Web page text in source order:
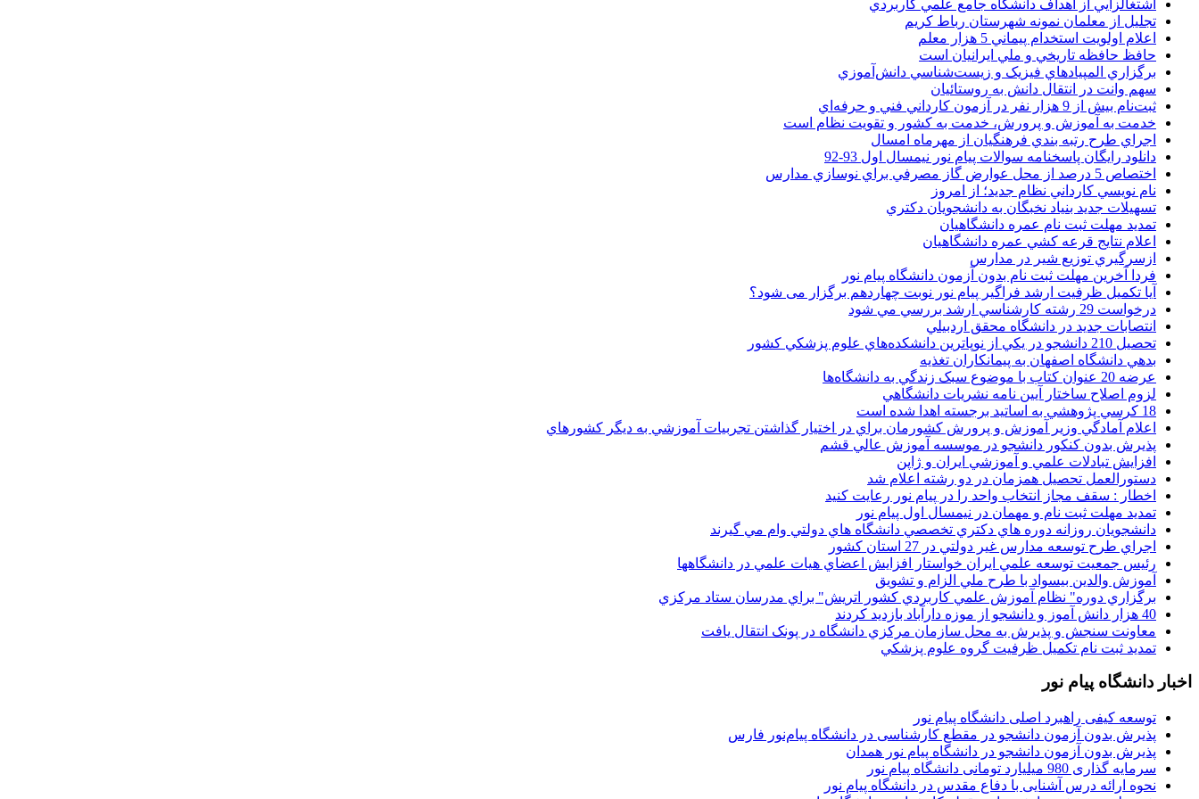
اشتغالزايي از اهداف دانشگاه جامع علمي کاربردي
تجليل از معلمان نمونه شهرستان رباط کريم
اعلام اولويت استخدام پيماني 5 هزار معلم
حافظ حافظه تاريخي و ملي ايرانيان است
برگزاري المپيادهاي فيزيک و زيست‌شناسي دانش‌آموزي
سهم وانت در انتقال دانش به روستائيان
ثبت‌نام بيش از 9 هزار نفر در آزمون کارداني فني و حرفه‌اي
خدمت به آموزش و پرورش، خدمت به کشور و تقويت نظام است
اجراي طرح رتبه بندي فرهنگيان از مهرماه امسال
دانلود رایگان پاسخنامه سوالات پیام نور نیمسال اول 93-92
اختصاص 5 درصد از محل عوارض گاز مصرفي براي نوسازي مدارس
نام نويسي کارداني نظام جديد؛ از امروز
تسهيلات جديد بنياد نخبگان به دانشجويان دکتري
تمديد مهلت ثبت نام عمره دانشگاهيان
اعلام نتايج قرعه کشي عمره دانشگاهيان
ازسرگيري توزيع شير در مدارس
فردا آخرین مهلت ثبت نام بدون آزمون دانشگاه پیام نور
آیا تکمیل ظرفیت ارشد فراگیر پیام نور نوبت چهاردهم برگزار می شود؟
درخواست 29 رشته کارشناسي ارشد بررسي مي شود
انتصابات جديد در دانشگاه محقق اردبيلي
تحصيل 210 دانشجو در يکي از نوپاترين دانشکده‌هاي علوم پزشکي کشور
بدهي دانشگاه اصفهان به پيمانکاران تغذيه
عرضه 20 عنوان کتاب با موضوع سبک زندگي به دانشگاه‌ها
لزوم اصلاح ساختار آيين نامه نشريات دانشگاهي
18 کرسي پژوهشي به اساتيد برجسته اهدا شده است
اعلام آمادگي وزير آموزش و پرورش کشورمان براي در اختيار گذاشتن تجربيات آموزشي به ديگر کشورهاي
پذيرش بدون کنکور دانشجو در موسسه آموزش عالي قشم
افزايش تبادلات علمي و آموزشي ايران و ژاپن
دستورالعمل تحصیل همزمان در دو رشته اعلام شد
اخطار : سقف مجاز انتخاب واحد را در پیام نور رعایت کنید
تمدید مهلت ثبت نام و مهمان در نیمسال اول پیام نور
دانشجويان روزانه دوره هاي دكتري تخصصي دانشگاه هاي دولتي وام مي گيرند
اجراي طرح توسعه مدارس غير دولتي در 27 استان کشور
رئيس جمعيت توسعه علمي ايران خواستار افزايش اعضاي هيات علمي در دانشگاهها
آموزش والدين بيسواد با طرح ملي الزام و تشويق
برگزاري دوره" نظام آموزش علمي كاربردي كشور اتريش" براي مدرسان ستاد مرکزي
40 هزار دانش آموز و دانشجو از موزه دارآباد بازديد کردند
معاونت سنجش و پذيرش به محل سازمان مرکزي دانشگاه در پونک انتقال يافت
تمديد ثبت نام تکميل ظرفيت گروه علوم پزشکي
اخبار دانشگاه پیام نور
توسعه کیفی راهبرد اصلی دانشگاه پیام نور
پذیرش بدون آزمون دانشجو در مقطع کارشناسی در دانشگاه پیام‌نور فارس
پذیرش بدون آزمون دانشجو در دانشگاه پیام نور همدان
سرمایه گذاری 980 میلیارد تومانی دانشگاه پیام نور
نحوه ارائه درس آشنایی با دفاع مقدس در دانشگاه پیام نور